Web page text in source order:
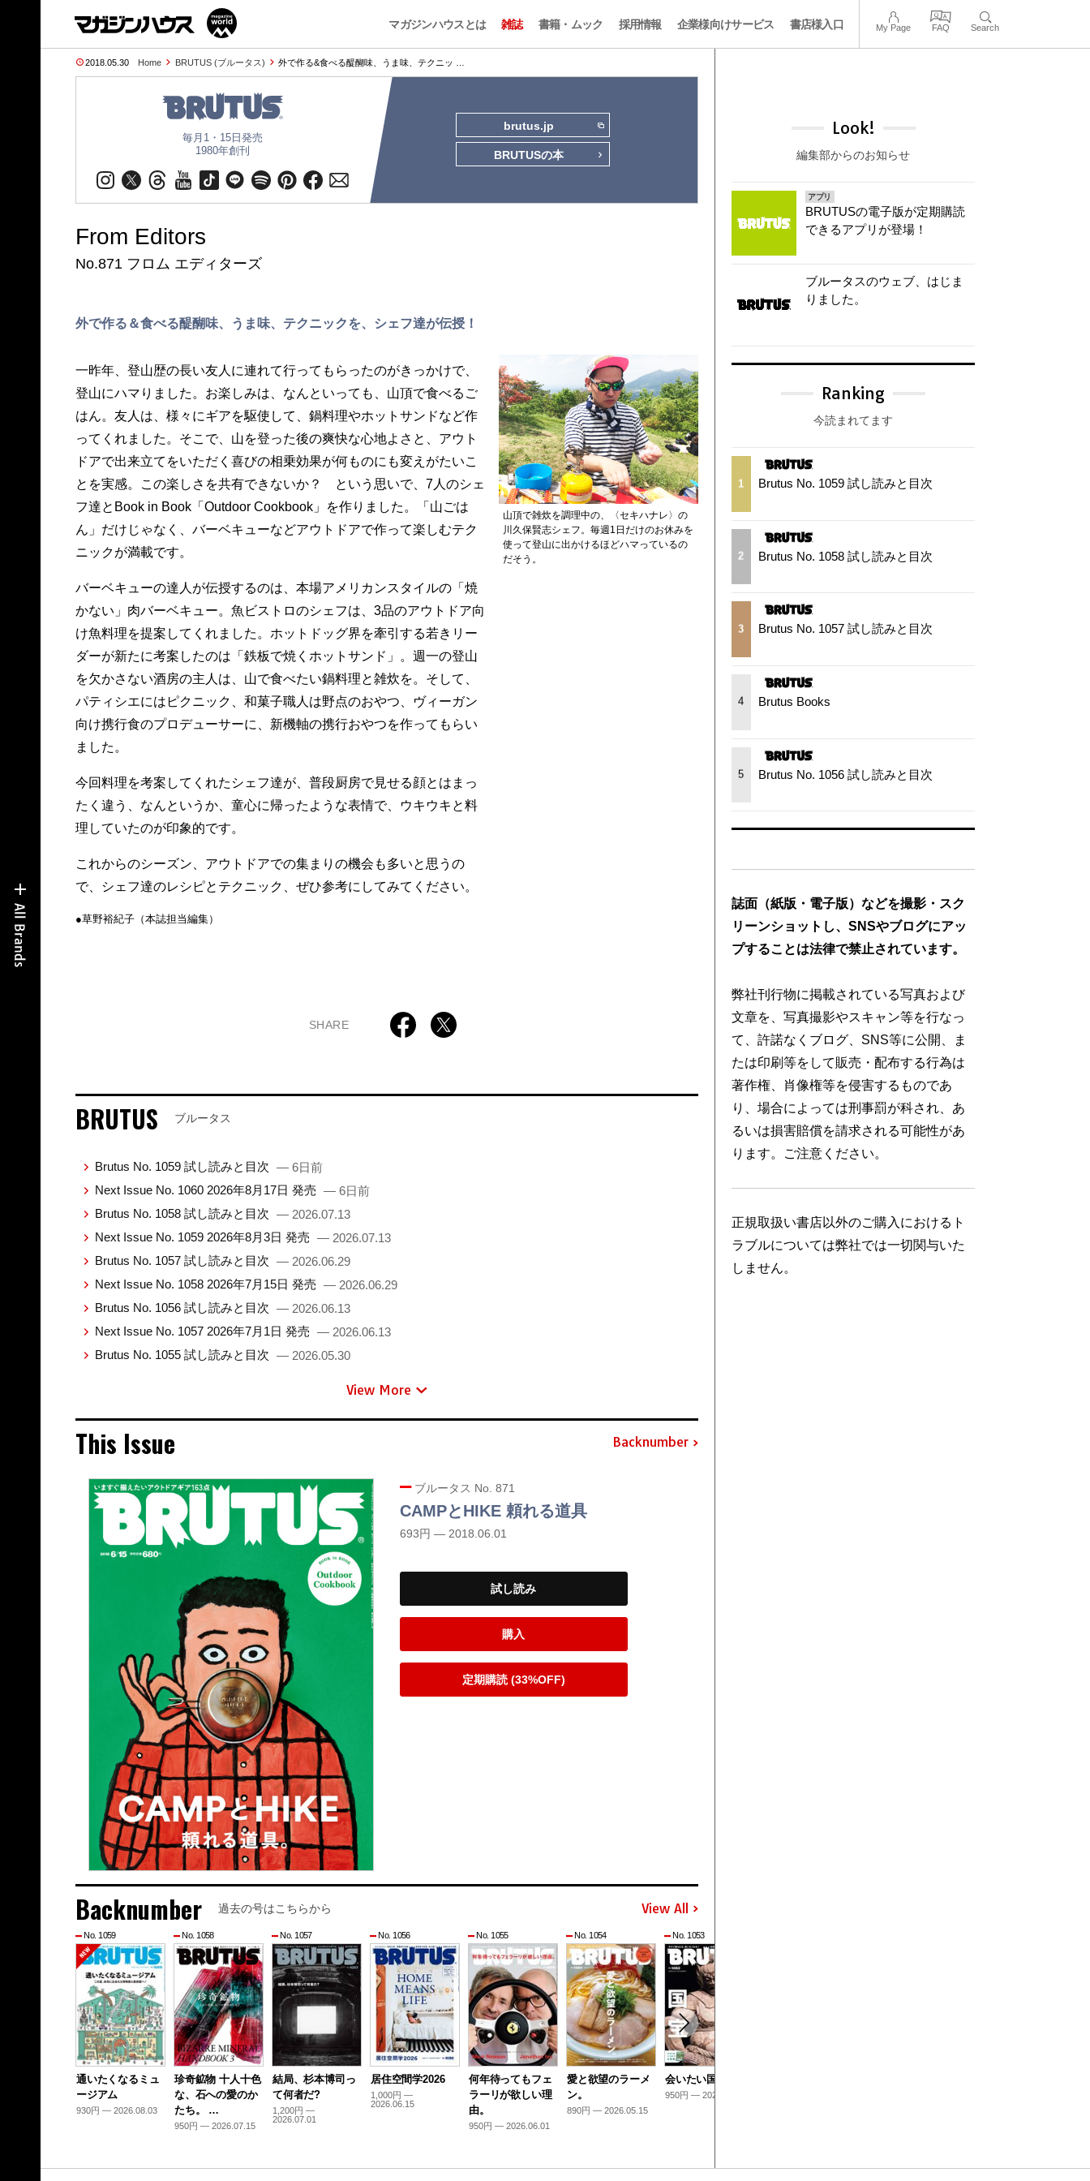
マガジンハウスとは 雑誌 書籍・ムック 採用情報 企業様向けサービス 書店様入口 My Page FAQ Search
2018.05.30 Home BRUTUS (ブルータス) 外で作る&食べる醍醐味、うま味、テクニッ …
毎月1・15日発売
1980年創刊
brutus.jp
BRUTUSの本
From Editors
No.871 フロム エディターズ
外で作る＆食べる醍醐味、うま味、テクニックを、シェフ達が伝授！
一昨年、登山歴の長い友人に連れて行ってもらったのがきっかけで、
登山にハマりました。お楽しみは、なんといっても、山頂で食べるご
はん。友人は、様々にギアを駆使して、鍋料理やホットサンドなど作
ってくれました。そこで、山を登った後の爽快な心地よさと、アウト
ドアで出来立てをいただく喜びの相乗効果が何ものにも変えがたいこ
とを実感。この楽しさを共有できないか？ という思いで、7人のシェ
フ達とBook in Book「Outdoor Cookbook」を作りました。「山ごは
ん」だけじゃなく、バーベキューなどアウトドアで作って楽しむテク
ニックが満載です。
バーベキューの達人が伝授するのは、本場アメリカンスタイルの「焼
かない」肉バーベキュー。魚ビストロのシェフは、3品のアウトドア向
け魚料理を提案してくれました。ホットドッグ界を牽引する若きリー
ダーが新たに考案したのは「鉄板で焼くホットサンド」。週一の登山
を欠かさない酒房の主人は、山で食べたい鍋料理と雑炊を。そして、
パティシエにはピクニック、和菓子職人は野点のおやつ、ヴィーガン
向け携行食のプロデューサーに、新機軸の携行おやつを作ってもらい
ました。
今回料理を考案してくれたシェフ達が、普段厨房で見せる顔とはまっ
たく違う、なんというか、童心に帰ったような表情で、ウキウキと料
理していたのが印象的です。
これからのシーズン、アウトドアでの集まりの機会も多いと思うの
で、シェフ達のレシピとテクニック、ぜひ参考にしてみてください。
●草野裕紀子（本誌担当編集）
山頂で雑炊を調理中の、〈セキハナレ〉の
川久保賢志シェフ。毎週1日だけのお休みを
使って登山に出かけるほどハマっているの
だそう。
SHARE
BRUTUS ブルータス
Brutus No. 1059 試し読みと目次 — 6日前
Next Issue No. 1060 2026年8月17日 発売 — 6日前
Brutus No. 1058 試し読みと目次 — 2026.07.13
Next Issue No. 1059 2026年8月3日 発売 — 2026.07.13
Brutus No. 1057 試し読みと目次 — 2026.06.29
Next Issue No. 1058 2026年7月15日 発売 — 2026.06.29
Brutus No. 1056 試し読みと目次 — 2026.06.13
Next Issue No. 1057 2026年7月1日 発売 — 2026.06.13
Brutus No. 1055 試し読みと目次 — 2026.05.30
View More
This Issue Backnumber
ブルータス No. 871
CAMPとHIKE 頼れる道具
693円 — 2018.06.01
試し読み
購入
定期購読 (33%OFF)
Backnumber 過去の号はこちらから View All
No. 1059
通いたくなるミュ
ージアム
930円 — 2026.08.03
No. 1058
珍奇鉱物 十人十色
な、石への愛のか
たち。 …
950円 — 2026.07.15
No. 1057
結局、杉本博司っ
て何者だ?
1,200円 —
2026.07.01
No. 1056
居住空間学2026
1,000円 —
2026.06.15
No. 1055
何年待ってもフェ
ラーリが欲しい理
由。
950円 — 2026.06.01
No. 1054
愛と欲望のラーメ
ン。
890円 — 2026.05.15
No. 1053
会いたい国宝
950円 — 2026.05.01
Look!
編集部からのお知らせ
アプリ
BRUTUSの電子版が定期購読
できるアプリが登場！
ブルータスのウェブ、はじま
りました。
Ranking
今読まれてます
1 Brutus No. 1059 試し読みと目次
2 Brutus No. 1058 試し読みと目次
3 Brutus No. 1057 試し読みと目次
4 Brutus Books
5 Brutus No. 1056 試し読みと目次
誌面（紙版・電子版）などを撮影・スク
リーンショットし、SNSやブログにアッ
プすることは法律で禁止されています。
弊社刊行物に掲載されている写真および
文章を、写真撮影やスキャン等を行なっ
て、許諾なくブログ、SNS等に公開、ま
たは印刷等をして販売・配布する行為は
著作権、肖像権等を侵害するものであ
り、場合によっては刑事罰が科され、あ
るいは損害賠償を請求される可能性があ
ります。ご注意ください。
正規取扱い書店以外のご購入におけるト
ラブルについては弊社では一切関与いた
しません。